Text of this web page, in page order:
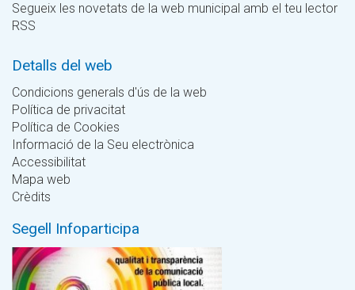
Segueix les novetats de la web municipal amb el teu lector
RSS
Detalls del web
Condicions generals d'ús de la web
Política de privacitat
Política de Cookies
Informació de la Seu electrònica
Accessibilitat
Mapa web
Crèdits
Segell Infoparticipa